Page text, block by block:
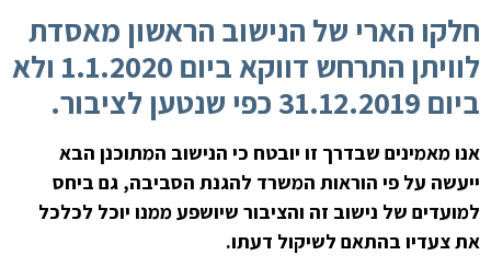
חלקו הארי של הנישוב הראשון מאסדת
לוויתן התרחש דווקא ביום 1.1.2020 ולא
ביום 31.12.2019 כפי שנטען לציבור.
אנו מאמינים שבדרך זו יובטח כי הנישוב המתוכנן הבא
ייעשה על פי הוראות המשרד להגנת הסביבה, גם ביחס
למועדים של נישוב זה והציבור שיושפע ממנו יוכל לכלכל
את צעדיו בהתאם לשיקול דעתו.